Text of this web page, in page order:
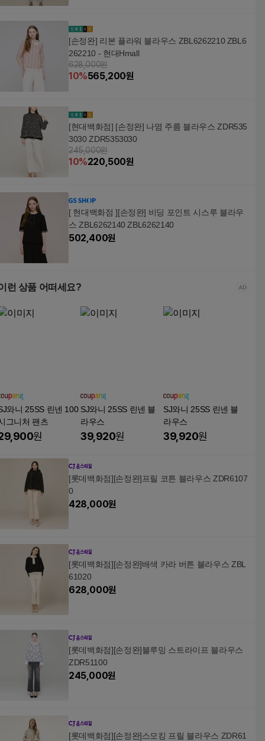
[손정완] 리본 플라워 블라우스 ZBL6262210 ZBL6
262210 - 현대Hmall
628,000원
10%565,200원
[현대백화점] [손정완] 나염 주름 블라우스 ZDR535
3030 ZDR5353030
245,000원
10%220,500원
[ 현대백화점 ][손정완] 비딩 포인트 시스루 블라우
스 ZBL6262140 ZBL6262140
502,400원
런 상품 어떠세요?
와니 25SS 린넨 100
그니처 팬츠
원
SJ와니 25SS 린넨 블
라우스
39,920원
SJ와니 25SS 린넨 블
라우스
39,920원
[롯데백화점][손정완]프릴 코튼 블라우스 ZDR6107
0
428,000원
[롯데백화점][손정완]배색 카라 버튼 블라우스 ZBL
61020
628,000원
[롯데백화점][손정완]블루밍 스트라이프 블라우스
ZDR51100
245,000원
[롯데백화점][손정완]스모킹 프릴 블라우스 ZDR61